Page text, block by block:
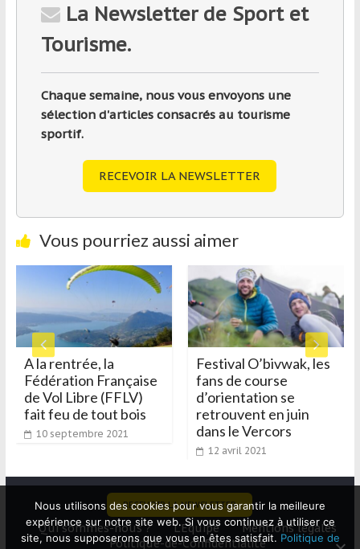
La Newsletter de Sport et
Tourisme.
Chaque semaine, nous vous envoyons une
sélection d'articles consacrés au tourisme
sportif.
RECEVOIR LA NEWSLETTER
Vous pourriez aussi aimer
Festival O’bivwak, les
fans de course
d’orientation se
retrouvent en juin
dans le Vercors
Les « Journées du
cheval » battent leur
plein
13 septembre 2021
RECEVOIR LA NEWSLETTER
Qui sommes-nous ? L’Equipe
Mentions légales
Politique-de-Confidentialité
Nous utilisons des cookies pour vous garantir la meilleure
expérience sur notre site web. Si vous continuez à utiliser ce
site, nous supposerons que vous en êtes satisfait. Politique de